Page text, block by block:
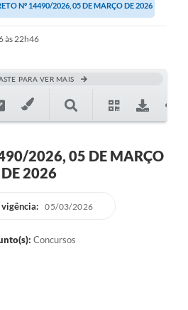
Nº 14490/2026, 05 DE MARÇO DE 2026
às 22h46
PARA VER MAIS
2026, 05 DE MARÇO
DE 2026
05/03/2026
Concursos